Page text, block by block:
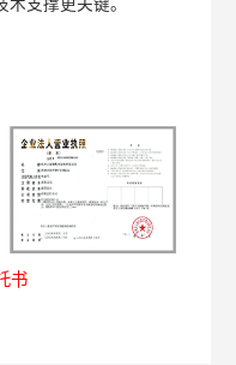
支撑更关键。
书